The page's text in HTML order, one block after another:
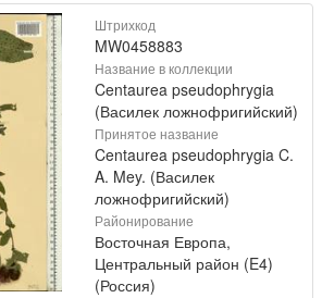
Штрихкод
MW0458883
Название в коллекции
Centaurea pseudophrygia
(Василек ложнофригийский)
Принятое название
Centaurea pseudophrygia C.
A. Mey. (Василек
ложнофригийский)
Районирование
Восточная Европа,
Центральный район (E4)
(Россия)